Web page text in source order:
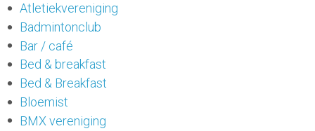
Atletiekvereniging
Badmintonclub
Bar / café
Bed & breakfast
Bed & Breakfast
Bloemist
BMX vereniging